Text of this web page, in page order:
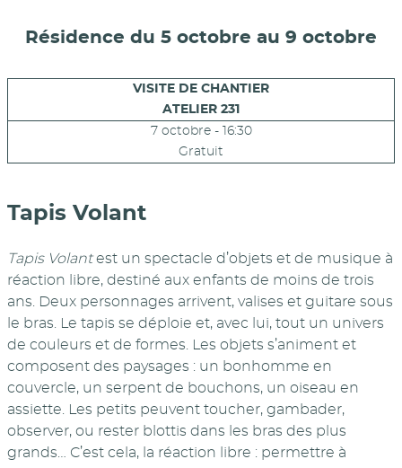
Résidence du 5 octobre au 9 octobre
VISITE DE CHANTIER
ATELIER 231
7 octobre - 16:30
Gratuit
Tapis Volant
Tapis Volantest un spectacle d’objets et de musique à
réaction libre, destiné aux enfants de moins de trois
ans. Deux personnages arrivent, valises et guitare sous
le bras. Le tapis se déploie et, avec lui, tout un univers
de couleurs et de formes. Les objets s’animent et
composent des paysages : un bonhomme en
couvercle, un serpent de bouchons, un oiseau en
assiette. Les petits peuvent toucher, gambader,
observer, ou rester blottis dans les bras des plus
grands… C’est cela, la réaction libre : permettre à